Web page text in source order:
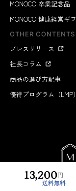
13,200円
送料無料
MONOCO 卒業記念品
MONOCO 健康経営ギ
OTHER CONTENTS
プレスリリース
社長コラム
商品の選び方記事
優待プログラム（LMP）